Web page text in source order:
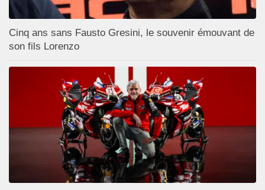
Cinq ans sans Fausto Gresini, le souvenir émouvant de
son fils Lorenzo